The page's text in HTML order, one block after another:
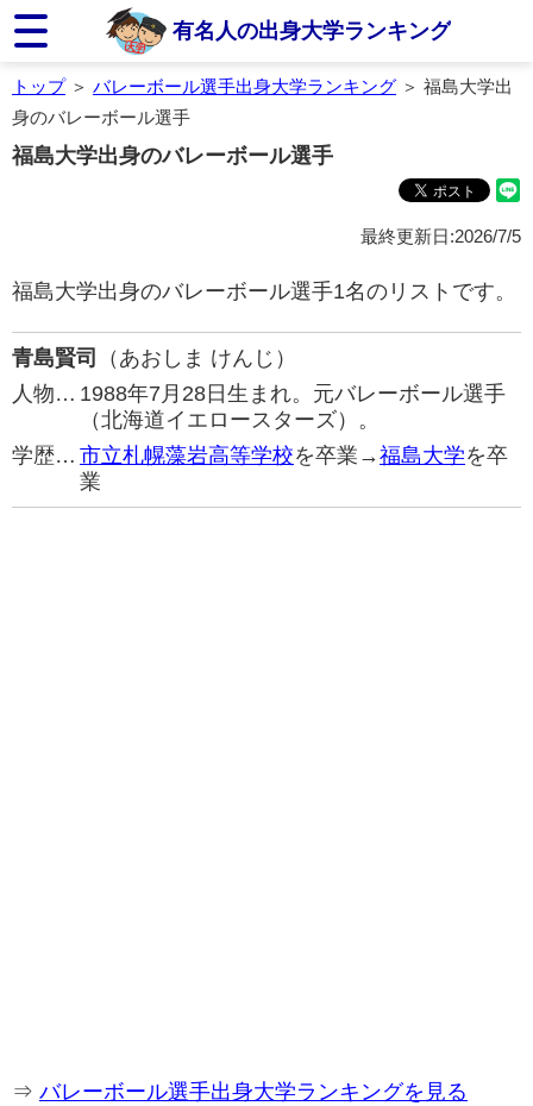
有名人の出身大学ランキング
トップ＞ バレーボール選手出身大学ランキング ＞ 福島大学出
身のバレーボール選手
福島大学出身のバレーボール選手
最終更新日:2026/7/5
福島大学出身のバレーボール選手1名のリストです。
青島賢司
（あおしま けんじ）
人物… 1988年7月28日生まれ。元バレーボール選手
（北海道イエロースターズ）。
学歴… 市立札幌藻岩高等学校を卒業→福島大学を卒
業
⇒ バレーボール選手出身大学ランキングを見る